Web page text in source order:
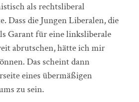
als rechtsliberal
Dass die Jungen Liberalen, die
Garant für eine linksliberale
abrutschen, hätte ich mir
Das scheint dann
eines übermäßigen
zu sein.